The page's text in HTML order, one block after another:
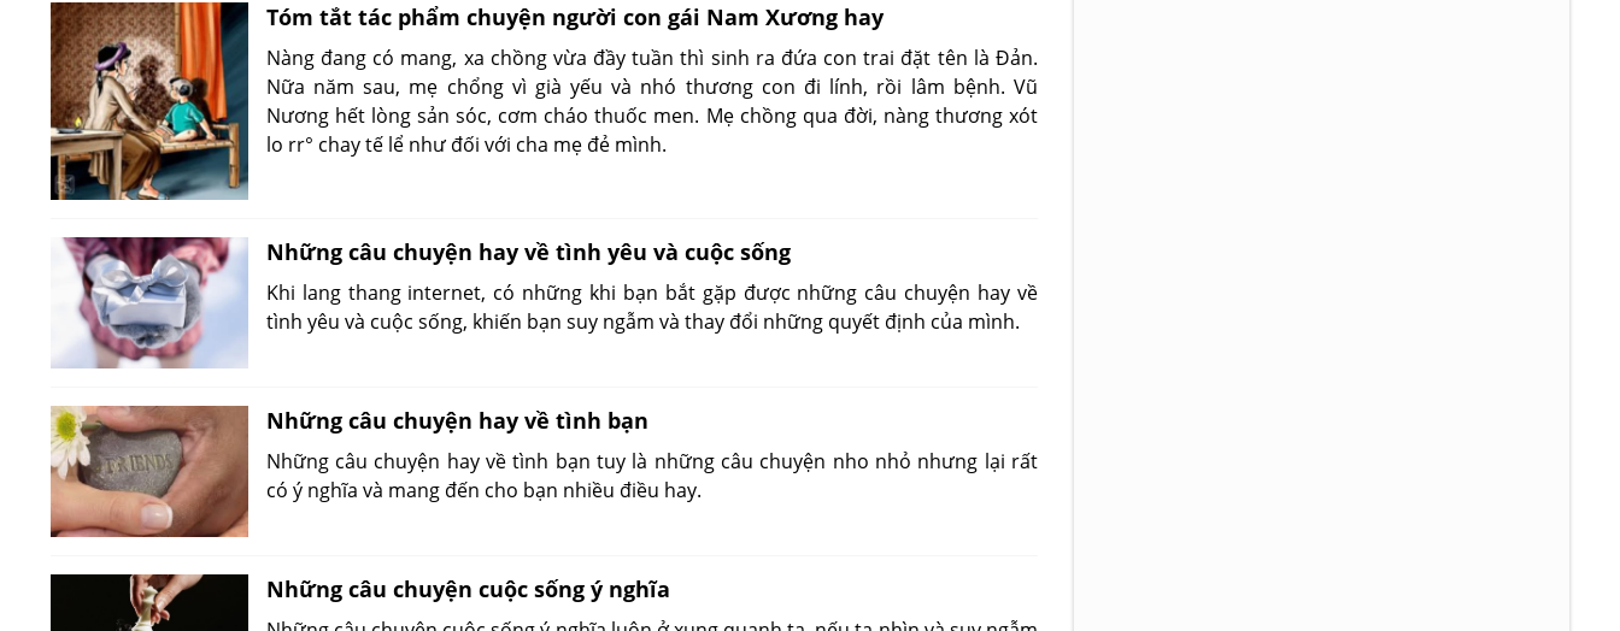
Tóm tắt tác phẩm chuyện người con gái Nam Xương hay
Nàng đang có mang, xa chồng vừa đầy tuần thì sinh ra đứa con trai đặt tên là Đản.
Nữa năm sau, mẹ chổng vì già yếu và nhó thương con đi lính, rồi lâm bệnh. Vũ
Nương hết lòng sản sóc, cơm cháo thuốc men. Mẹ chồng qua đời, nàng thương xót
lo rr° chay tế lể như đối với cha mẹ đẻ mình.
Những câu chuyện hay về tình yêu và cuộc sống
Khi lang thang internet, có những khi bạn bắt gặp được những câu chuyện hay về
tình yêu và cuộc sống, khiến bạn suy ngẫm và thay đổi những quyết định của mình.
Những câu chuyện hay về tình bạn
Những câu chuyện hay về tình bạn tuy là những câu chuyện nho nhỏ nhưng lại rất
có ý nghĩa và mang đến cho bạn nhiều điều hay.
Những câu chuyện cuộc sống ý nghĩa